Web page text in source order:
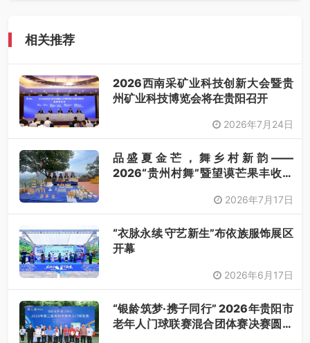
相关推荐
2026西南采矿业科技创新大会暨贵
州矿业科技博览会将在贵阳召开
2026年7月24日
品盛夏金芒，舞乡村新韵——
2026“贵州村舞”暨望谟芒果丰收季
2026年7月17日
“衣脉永续 守艺新生”布依族服饰展区
开幕
2026年6月17日
“银龄筑梦·携子同行” 2026年贵阳市
老年人门球联赛混合团体赛决赛圆满